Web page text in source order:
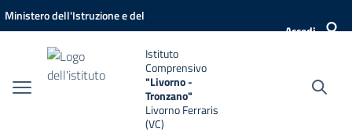
Vai ai contenuti
Vai al menu di navigazione
Vai al footer
Ministero dell'Istruzione e del
Accedi
Istituto
Comprensivo
"Livorno -
Tronzano"
Livorno Ferraris
(VC)